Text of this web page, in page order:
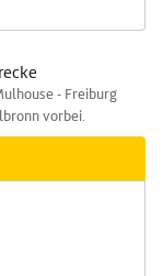
- Freiburg
vorbei.